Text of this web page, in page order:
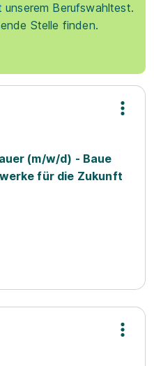
unserem Berufswahltest.
Stelle finden.
(m/w/d) - Baue
für die Zukunft